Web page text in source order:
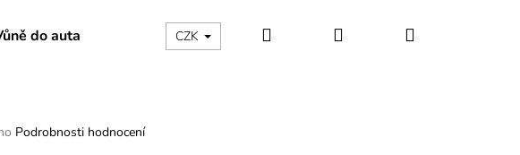
do auta Aroma blog
CZK Hledat PřihlášeníNákupní
Podrobnosti hodnocení